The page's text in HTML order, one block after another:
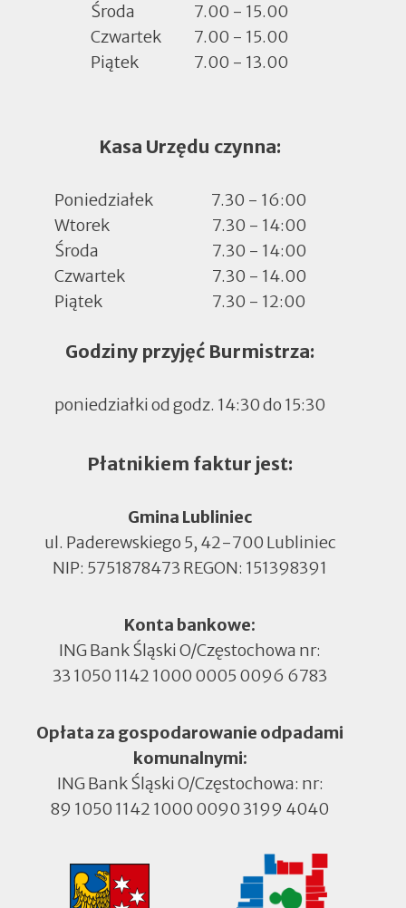
Środa
7.00 - 15.00
Czwartek
7.00 - 15.00
Piątek
7.00 - 13.00
Kasa Urzędu czynna:
Poniedziałek
7.30 - 16:00
Wtorek
7.30 - 14:00
Środa
7.30 - 14:00
Czwartek
7.30 - 14.00
Piątek
7.30 - 12:00
Godziny przyjęć Burmistrza:
poniedziałki od godz. 14:30 do 15:30
Płatnikiem faktur jest:
Gmina Lubliniec
ul. Paderewskiego 5, 42-700 Lubliniec
NIP: 5751878473 REGON: 151398391
Konta bankowe:
ING Bank Śląski O/Częstochowa nr:
33 1050 1142 1000 0005 0096 6783
Opłata za gospodarowanie odpadami
komunalnymi:
ING Bank Śląski O/Częstochowa: nr:
89 1050 1142 1000 0090 3199 4040